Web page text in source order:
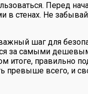
Перед
стенах. Не
шаг для
за самыми
правильно
превыше всего, и